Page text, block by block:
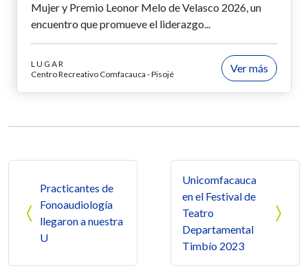
Mujer y Premio Leonor Melo de Velasco 2026, un
encuentro que promueve el liderazgo...
LUGAR
Centro Recreativo Comfacauca - Pisojé
Ver más
Practicantes de
Fonoaudiología
llegaron a nuestra
U
Unicomfacauca
en el Festival de
Teatro
Departamental
Timbío 2023